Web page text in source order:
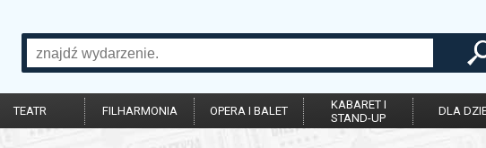
TEATR FILHARMONIA OPERA I BALET
KABARET I
STAND-UP
DLA